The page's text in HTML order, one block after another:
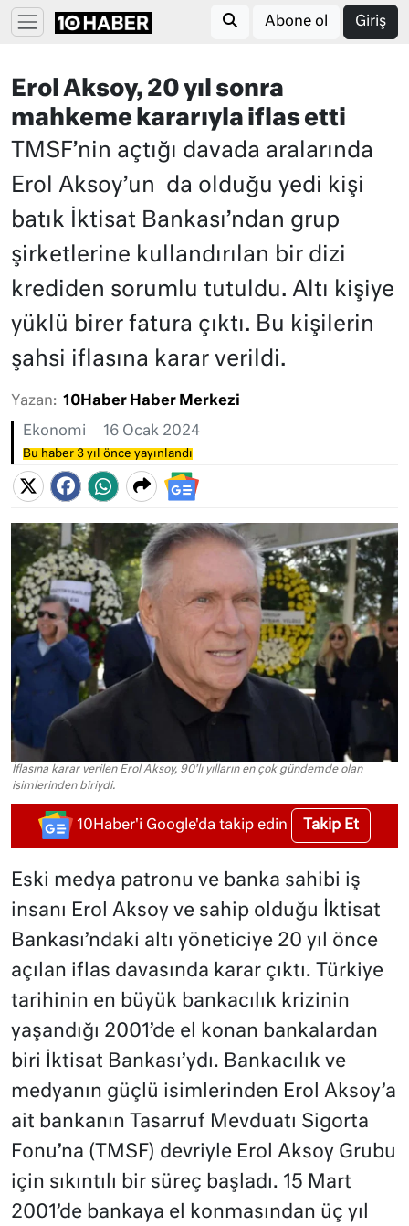
Abone ol Giriş
Erol Aksoy, 20 yıl sonra
mahkeme kararıyla iflas etti
TMSF’nin açtığı davada aralarında
Erol Aksoy’un da olduğu yedi kişi
batık İktisat Bankası’ndan grup
şirketlerine kullandırılan bir dizi
krediden sorumlu tutuldu. Altı kişiye
yüklü birer fatura çıktı. Bu kişilerin
şahsi iflasına karar verildi.
Yazan: 10Haber Haber Merkezi
Ekonomi 16 Ocak 2024
Bu haber 3 yıl önce yayınlandı
İflasına karar verilen Erol Aksoy, 90’lı yılların en çok gündemde olan
isimlerinden biriydi.
10Haber'i Google'da takip edin Takip Et
Eski medya patronu ve banka sahibi iş
insanı Erol Aksoy ve sahip olduğu İktisat
Bankası’ndaki altı yöneticiye 20 yıl önce
açılan iflas davasında karar çıktı. Türkiye
tarihinin en büyük bankacılık krizinin
yaşandığı 2001’de el konan bankalardan
biri İktisat Bankası’ydı. Bankacılık ve
medyanın güçlü isimlerinden Erol Aksoy’a
ait bankanın Tasarruf Mevduatı Sigorta
Fonu’na (TMSF) devriyle Erol Aksoy Grubu
için sıkıntılı bir süreç başladı. 15 Mart
2001’de bankaya el konmasından üç yıl